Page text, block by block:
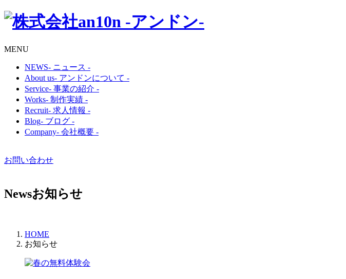
MENU
NEWS- ニュース -
About us- アンドンについて -
Service- 事業の紹介 -
Works- 制作実績 -
Recruit- 求人情報 -
Blog- ブログ -
Company- 会社概要 -
お問い合わせ
Newsお知らせ
HOME
お知らせ